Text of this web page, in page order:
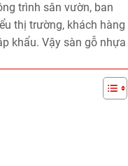
trình sân vườn, ban
thị trường, khách hàng
khẩu. Vậy sàn gỗ nhựa